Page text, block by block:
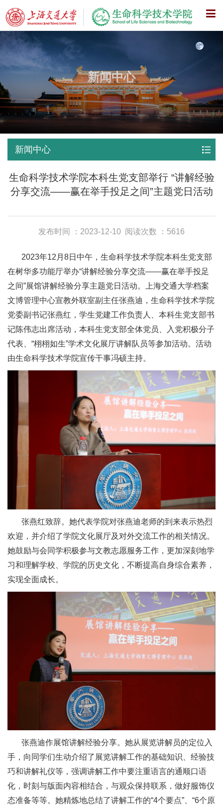
X
新闻中心
新闻中心
生命科学技术学院本科生党支部举行 “讲解经验
分享交流——赢在举手投足之间”主题党日活动
发布时间 ：2023-12-10 阅读次数 ：5616
2023年12月8日中午，生命科学技术学院本科生党支部
在树华多功能厅举办“讲解经验分享交流——赢在举手投足
之间”展馆讲解经验分享主题党日活动。上海交通大学档案
文博管理中心宣教外联室副主任张燕迪，生命科学技术学院
党委副书记张燕红，学生党建工作负责人、本科生党支部书
记陈伟志出席活动，本科生党支部全体党员、入党积极分子
代表、“栩栩如生”学术文化展厅讲解队员等参加活动。活动
由生命科学技术学院宣传干事冯硕主持。
张燕红致辞。她代表学院对张燕迪老师的到来表示热烈
欢迎，并介绍了学院文化展厅及对外交流工作的相关情况。
她鼓励与会同学积极参与文教志愿服务工作，更加深刻地学
习和理解学校、学院的历史文化，不断提高自身综合素养，
实现全面成长。
张燕迪作展馆讲解经验分享。她从展览讲解员的定位入
手，向同学们生动介绍了展览讲解工作的基础知识、经验技
巧和讲解礼仪等，强调讲解工作中要注重语言的通顺口语
化，时刻与版面内容相结合，与观众保持联系，做好服饰仪
态准备等等。她精炼地总结了讲解工作的“4个要点”、“6个原